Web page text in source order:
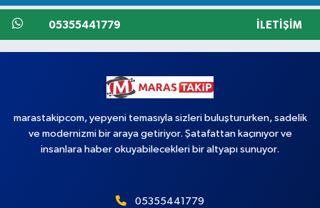
05355441779 İLETIŞIM
marastakipcom, yepyeni temasıyla sizleri buluştururken, sadelik
ve modernizmi bir araya getiriyor. Şatafattan kaçınıyor ve
insanlara haber okuyabilecekleri bir altyapı sunuyor.
05355441779